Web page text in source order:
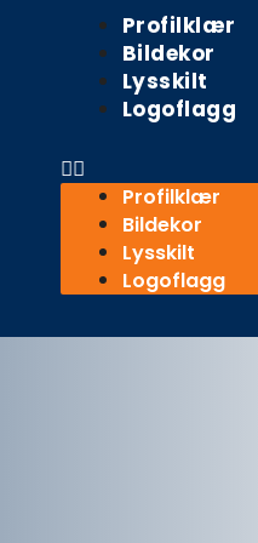
Profilklær
Bildekor
Lysskilt
Logoflagg
Meny
Profilklær
Bildekor
Lysskilt
Logoflagg